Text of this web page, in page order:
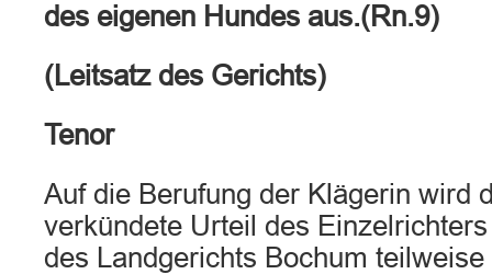
des eigenen Hundes aus.(Rn.9)
(Leitsatz des Gerichts)
Tenor
Auf die Berufung der Klägerin wird
verkündete Urteil des
des Landgerichts Bochum